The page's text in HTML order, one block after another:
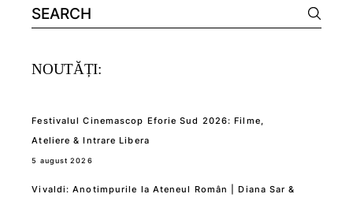
Search
for:
NOUTĂȚI:
Festivalul Cinemascop Eforie Sud 2026: Filme,
Ateliere & Intrare Libera
5 august 2026
Vivaldi: Anotimpurile la Ateneul Român | Diana Sar &